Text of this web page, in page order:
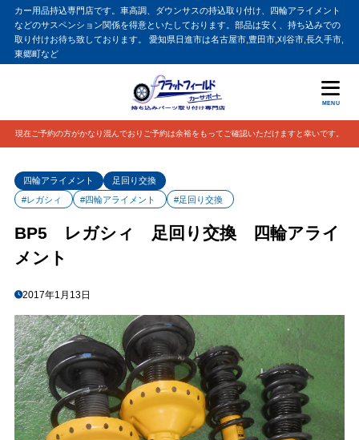
カー用品持込専門店です。車高調、ダウンサスの持込取り付け、四輪アライメント
などのサスペンション関係を得意といたしております。部品は安く、持ち込みでの
取り付けお待ち致しております。 愛知県日進市は名古屋市,豊田市,刈谷市,長久手市,
東郷町など
MENU
現在ご予約の方がかなり混んでおりご予約は余裕をもってご確認いただけますと幸いです。
四輪アライメント
足回り交換
#レガシィ
#四輪アライメント #足回り交換
BP5 レガシィ 足回り交換 四輪アライ
メント
2017年1月13日